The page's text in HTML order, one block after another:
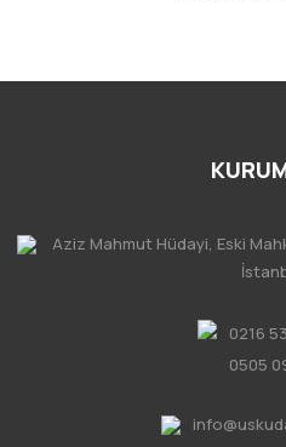
Aziz Mahmut Hüdayi, Eski
0216
0505